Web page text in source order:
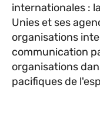
internationales :
Unies et ses
organisations
communication
organisations
pacifiques de